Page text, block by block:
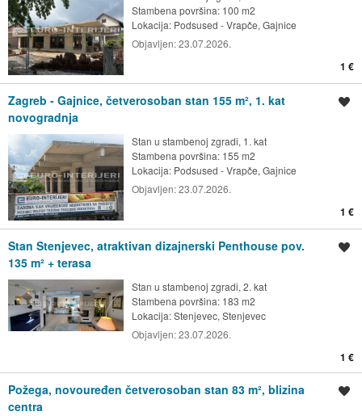
Stambena površina: 100 m2
Lokacija: Podsused - Vrapče, Gajnice
Objavljen:23.07.2026.
1 €
Zagreb - Gajnice, četverosoban stan 155 m², 1. kat
novogradnja
Stan u stambenoj zgradi, 1. kat
Stambena površina: 155 m2
Lokacija: Podsused - Vrapče, Gajnice
Objavljen:23.07.2026.
1 €
Stan Stenjevec, atraktivan dizajnerski Penthouse pov.
135 m² + terasa
Stan u stambenoj zgradi, 2. kat
Stambena površina: 183 m2
Lokacija:Stenjevec, Stenjevec
Objavljen:23.07.2026.
1 €
Požega, novouređen četverosoban stan 83 m², blizina
centra